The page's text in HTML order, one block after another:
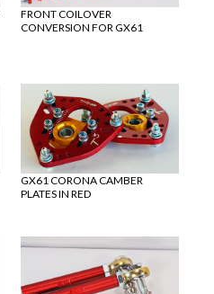
FRONT COILOVER
CONVERSION FOR GX61
GX61 CORONA CAMBER
PLATES IN RED